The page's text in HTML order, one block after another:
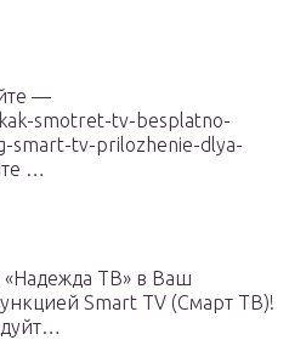
—
smotret-tv-besplatno-
smart-tv-prilozhenie-dlya-
…
«Надежда ТВ» в Ваш
Smart TV (Смарт ТВ)!